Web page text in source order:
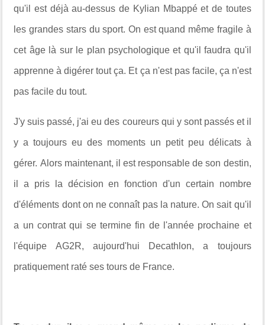
qu'il est déjà au-dessus de Kylian Mbappé et de toutes
les grandes stars du sport. On est quand même fragile à
cet âge là sur le plan psychologique et qu'il faudra qu'il
apprenne à digérer tout ça. Et ça n'est pas facile, ça n'est
pas facile du tout.
J'y suis passé, j'ai eu des coureurs qui y sont passés et il
y a toujours eu des moments un petit peu délicats à
gérer. Alors maintenant, il est responsable de son destin,
il a pris la décision en fonction d'un certain nombre
d'éléments dont on ne connaît pas la nature. On sait qu'il
a un contrat qui se termine fin de l'année prochaine et
l'équipe AG2R, aujourd'hui Decathlon, a toujours
pratiquement raté ses tours de France.